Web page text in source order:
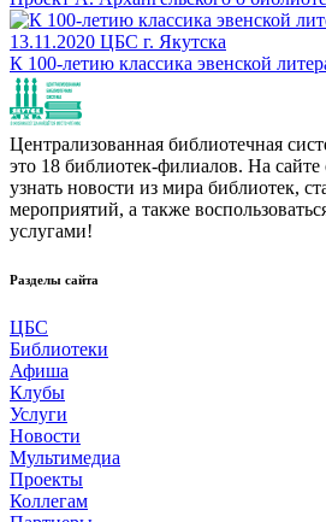
13.11.2020 ЦБС г. Якутска
К 100-летию классика эвенской
Централизованная библиотечная
это 18 библиотек-филиалов. На
узнать новости из мира библиотек,
мероприятий, а также
услугами!
Разделы сайта
ЦБС
Библиотеки
Афиша
Клубы
Услуги
Новости
Мультимедиа
Проекты
Коллегам